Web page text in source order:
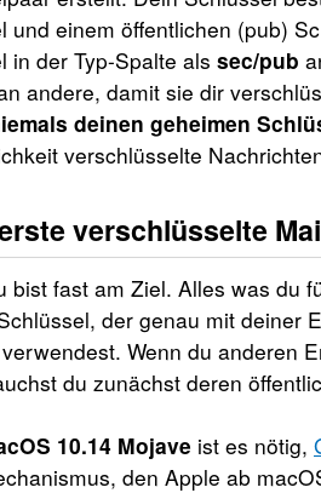
und einem öffentlichen (pub)
in der Typ-Spalte als sec/pub
andere, damit sie dir
deinen geheimen
verschlüsselte
verschlüsselte
bist fast am Ziel. Alles was du
der genau mit deiner
Wenn du anderen
du zunächst deren
10.14 Mojave ist es nötig,
den Apple ab